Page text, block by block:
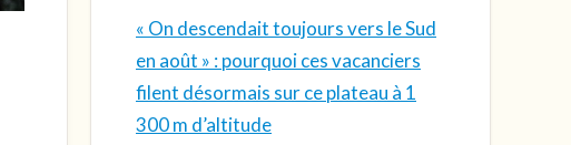
« On descendait toujours vers le Sud
en août » : pourquoi ces vacanciers
filent désormais sur ce plateau à 1
300 m d’altitude